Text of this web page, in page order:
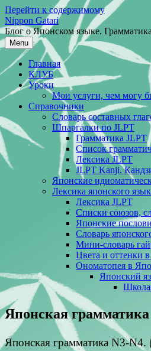
Перейти к содержимому
Nippon Gatari
Блог о Японском языке.
Menu
Главная
КЛУБ
Уроки
Мои услуги, чем могу
Справочники
Словарь составных
Шпаргалки по JLPT
Грамматика JLPT
Список
Лексика JLPT
JLPT Kanji.
Японские
Лексика японского
Лексика JLPT
Списки союзов,
Японские
Словарь
Мини-словарь
Цвета и оттенки
Ономатопея в
Японский
Японская
Японская грамматика N3-